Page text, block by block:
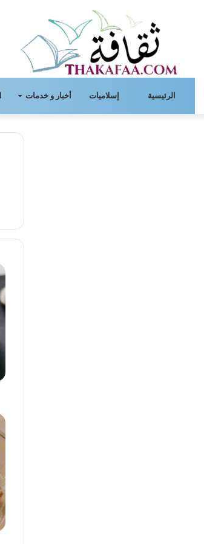
الرئيسية إسلاميات أخبار و خدمات